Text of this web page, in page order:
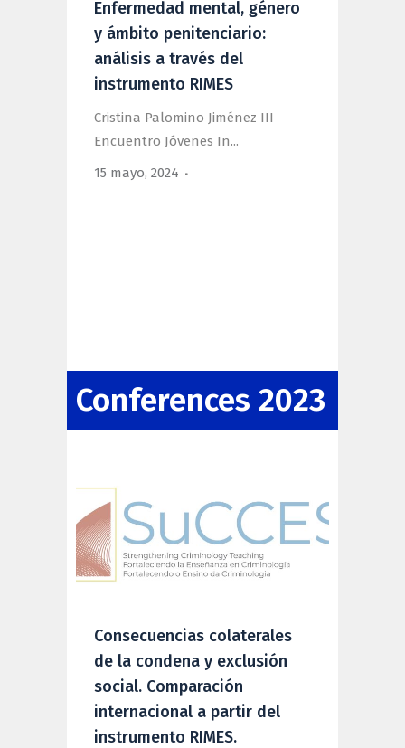
Enfermedad mental, género
y ámbito penitenciario:
análisis a través del
instrumento RIMES
Cristina Palomino Jiménez III
Encuentro Jóvenes In...
15 mayo, 2024
Conferences 2023
Consecuencias colaterales
de la condena y exclusión
social. Comparación
internacional a partir del
instrumento RIMES.